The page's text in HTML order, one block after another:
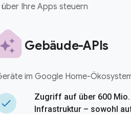
Ihre Apps steuern
Gebäude-APIs
im Google Home-
done
Zugriff auf über 600 Mio.
Infrastruktur – sowohl